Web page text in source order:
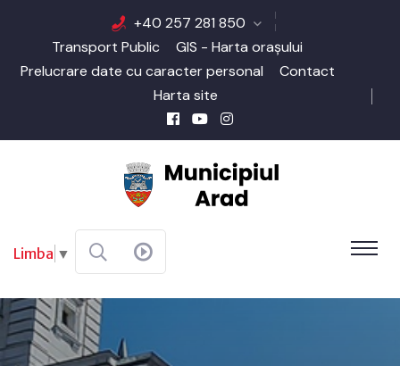
+40 257 281 850
Transport Public
GIS - Harta orașului
Prelucrare date cu caracter personal
Contact
Harta site
Limba ▼